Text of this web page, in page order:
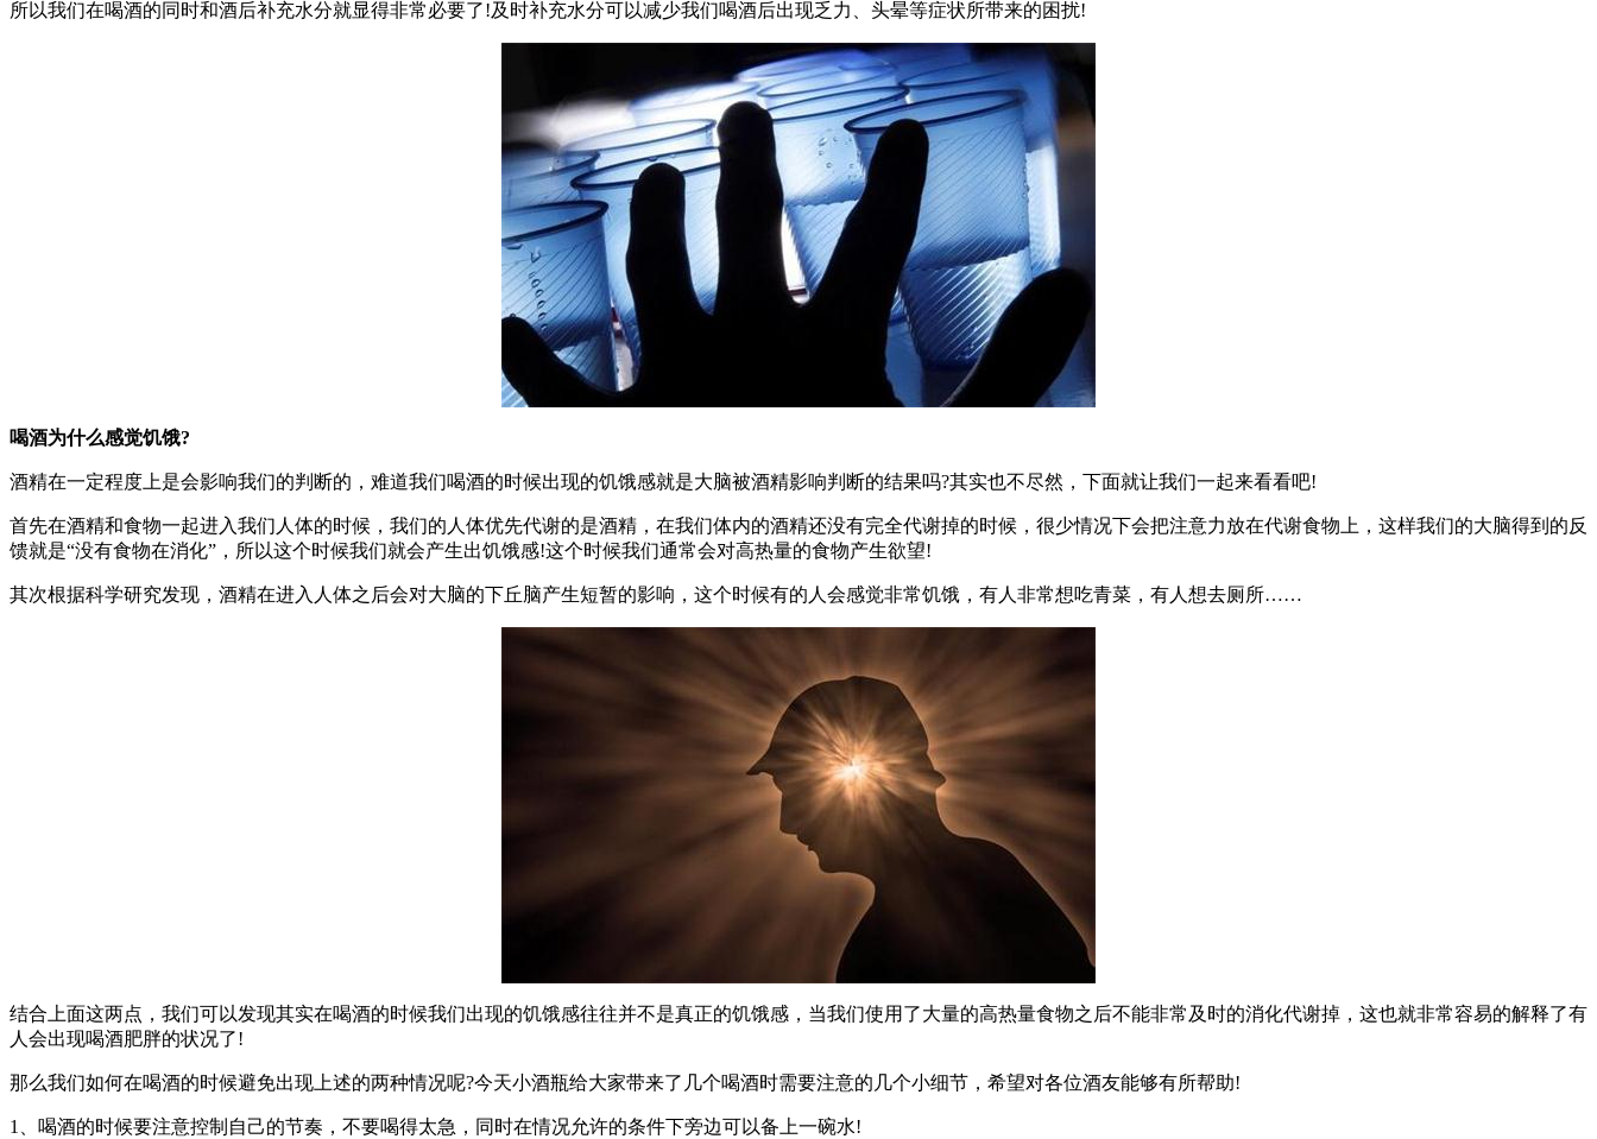
所以我们在喝酒的同时和酒后补充水分就显得非常必要了!及时补充水分可以减少我们喝酒后出现乏力、头晕等症状所带来的困扰!
喝酒为什么感觉饥饿?
酒精在一定程度上是会影响我们的判断的，难道我们喝酒的时候出现的饥饿感就是大脑被酒精影响判断的结果吗?其实也不尽然，下面就让我们一起来看看吧!
首先在酒精和食物一起进入我们人体的时候，我们的人体优先代谢的是酒精，在我们体内的酒精还没有完全代谢掉的时候，很少情况下会把注意力放在代谢食物上，这样我们的大脑得到的反
馈就是“没有食物在消化”，所以这个时候我们就会产生出饥饿感!这个时候我们通常会对高热量的食物产生欲望!
其次根据科学研究发现，酒精在进入人体之后会对大脑的下丘脑产生短暂的影响，这个时候有的人会感觉非常饥饿，有人非常想吃青菜，有人想去厕所……
结合上面这两点，我们可以发现其实在喝酒的时候我们出现的饥饿感往往并不是真正的饥饿感，当我们使用了大量的高热量食物之后不能非常及时的消化代谢掉，这也就非常容易的解释了有
人会出现喝酒肥胖的状况了!
那么我们如何在喝酒的时候避免出现上述的两种情况呢?今天小酒瓶给大家带来了几个喝酒时需要注意的几个小细节，希望对各位酒友能够有所帮助!
1、喝酒的时候要注意控制自己的节奏，不要喝得太急，同时在情况允许的条件下旁边可以备上一碗水!